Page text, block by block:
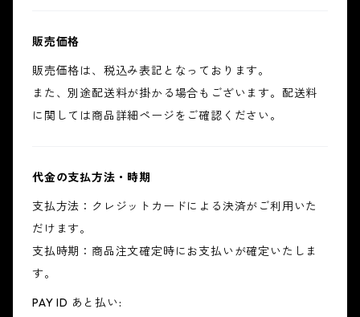
販売価格
販売価格は、税込み表記となっております。
また、別途配送料が掛かる場合もございます。配送料
に関しては商品詳細ページをご確認ください。
代金の支払方法・時期
支払方法：クレジットカードによる決済がご利用いた
だけます。
支払時期：商品注文確定時にお支払いが確定いたしま
す。
PAY ID あと払い: